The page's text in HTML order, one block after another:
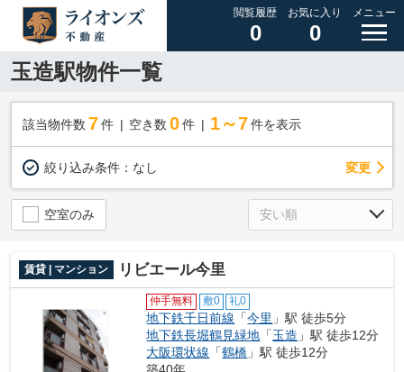
閲覧履歴
0
お気に入り
0
メニュー
玉造駅物件一覧
該当物件数 7件 空き数 0 件 1～7 件を表示
絞り込み条件： なし 変更
空室のみ
賃貸 | マンション リビエール今里
仲手無料 敷0 礼0
地下鉄千日前線 「今里 」駅 徒歩5分
地下鉄長堀鶴見緑地 「玉造 」駅 徒歩12分
大阪環状線 「鶴橋 」駅 徒歩12分